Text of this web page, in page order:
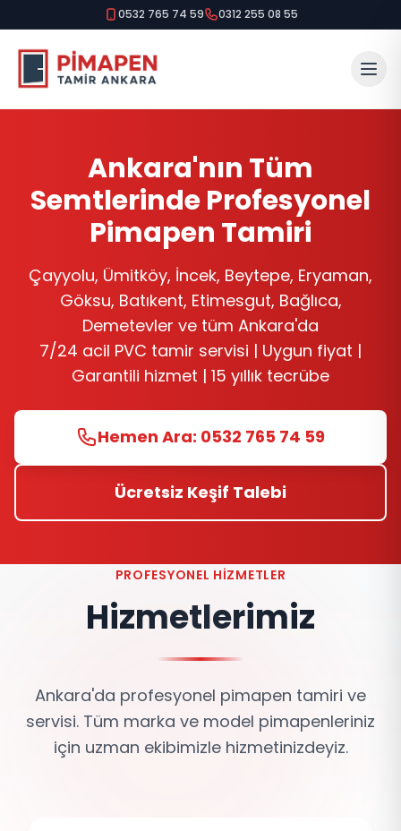
0532 765 74 59 0312 255 08 55
Ankara'nın Tüm
Semtlerinde Profesyonel
Pimapen Tamiri
Çayyolu, Ümitköy, İncek, Beytepe, Eryaman,
Göksu, Batıkent, Etimesgut, Bağlıca,
Demetevler ve tüm Ankara'da
7/24 acil PVC tamir servisi | Uygun fiyat |
Garantili hizmet | 15 yıllık tecrübe
Hemen Ara: 0532 765 74 59
Ücretsiz Keşif Talebi
PROFESYONEL HIZMETLER
Hizmetlerimiz
Ankara'da profesyonel pimapen tamiri ve
servisi. Tüm marka ve model pimapenleriniz
için uzman ekibimizle hizmetinizdeyiz.